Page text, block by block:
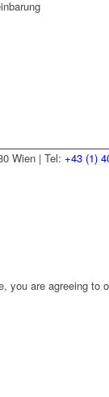
Wien | Tel: +43 (1)
you are agreeing to